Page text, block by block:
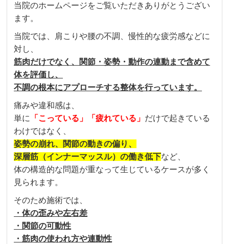
当院のホームページをご覧いただきありがとうござい
ます。
当院では、肩こりや腰の不調、慢性的な疲労感などに
対し、
筋肉だけでなく、関節・姿勢・動作の連動まで含めて
体を評価し、
不調の根本にアプローチする整体を行っています。
痛みや違和感は、
単に
「こっている」「疲れている」 だけで起きている
わけではなく、
姿勢の崩れ、関節の動きの偏り、
深層筋（インナーマッスル）の働き低下など、
体の構造的な問題が重なって生じているケースが多く
見られます。
そのため施術では、
・体の歪みや左右差
・関節の可動性
・筋肉の使われ方や連動性